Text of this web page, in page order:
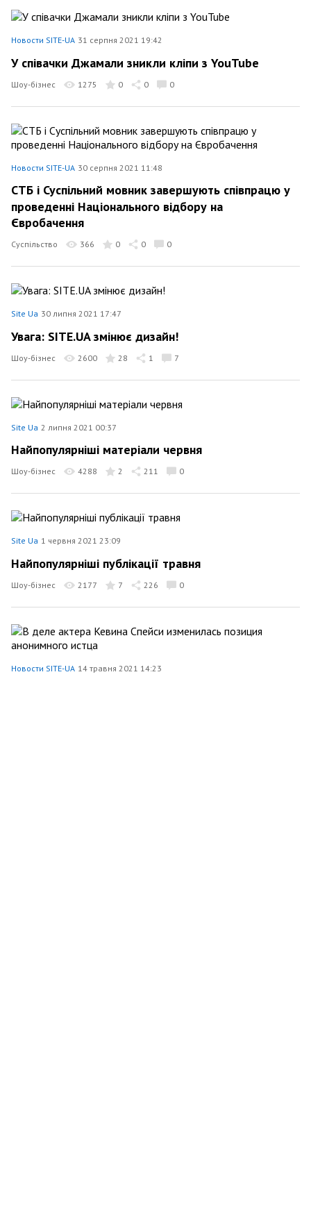
Новости SITE-UA 31 серпня 2021 19:42
У співачки Джамали зникли кліпи з YouTube
Шоу-бізнес 1275 0 0 0
Новости SITE-UA 30 серпня 2021 11:48
СТБ і Суспільний мовник завершують співпрацю у
проведенні Національного відбору на
Євробачення
Суспільство 366 0 0 0
Site Ua 30 липня 2021 17:47
Увага: SITE.UA змінює дизайн!
Шоу-бізнес 2600 28 1 7
Site Ua 2 липня 2021 00:37
Найпопулярніші матеріали червня
Шоу-бізнес 4288 2 211 0
Site Ua 1 червня 2021 23:09
Найпопулярніші публікації травня
Шоу-бізнес 2177 7 226 0
Новости SITE-UA 14 травня 2021 14:23